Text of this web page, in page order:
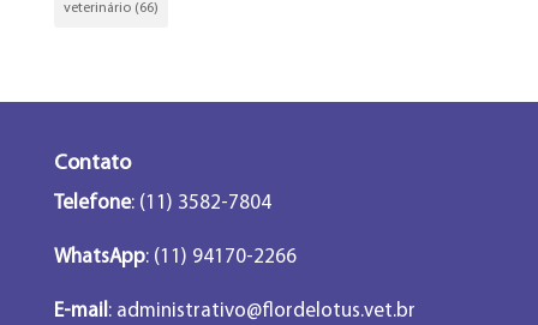
veterinário(66)
Contato
Telefone: (11) 3582-7804
WhatsApp: (11) 94170-2266
E-mail:administrativo@flordelotus.vet.br